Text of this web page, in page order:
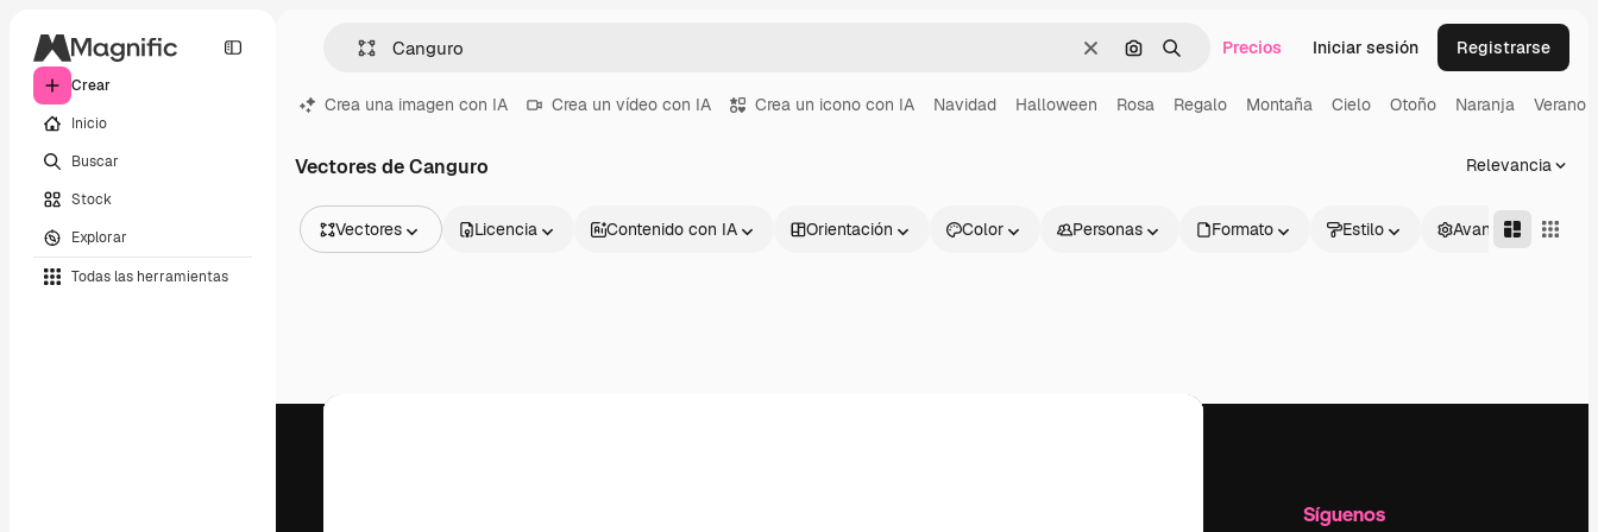
Crear
Inicio
Buscar
Stock
Explorar
Todas las herramientas
BorrarBuscar por imagen
BuscarPrecios Iniciar sesión Registrarse
Crea una imagen con IA Crea un vídeo con IA Crea un icono con IA Navidad Halloween Rosa Regalo Montaña Cielo Otoño Naranja Verano
Vectores de Canguro Relevancia
Vectores
Vídeos
Licencia Contenido con IA Orientación Color Personas Formato Estilo Avanzado
Síguenos